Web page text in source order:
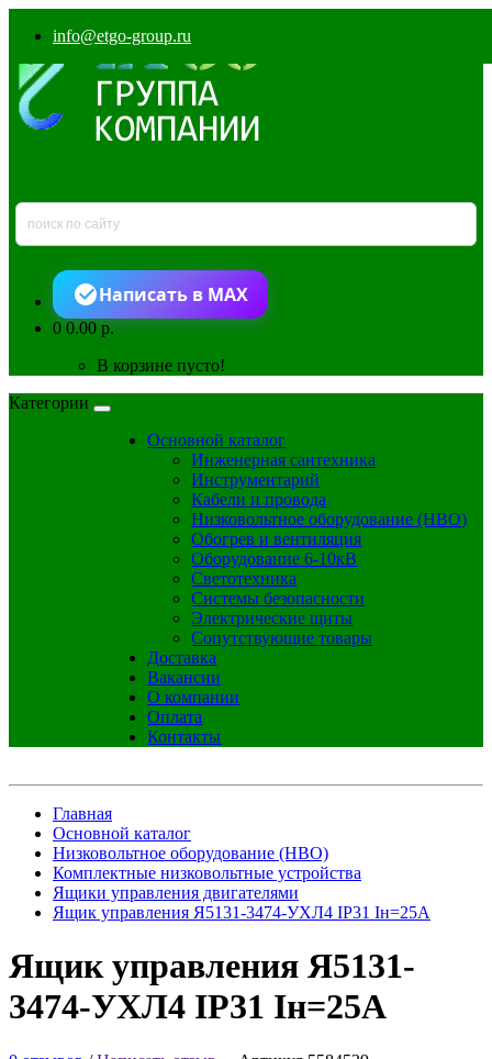
info@etgo-group.ru
Написать в MAX
00.00 р.
В корзине пусто!
Категории
Основной каталог
Инженерная сантехника
Инструментарий
Кабели и провода
Низковольтное оборудование (НВО)
Обогрев и вентиляция
Оборудование 6-10кВ
Светотехника
Системы безопасности
Электрические щиты
Сопутствующие товары
Доставка
Вакансии
О компании
Оплата
Контакты
Главная
Основной каталог
Низковольтное оборудование (НВО)
Комплектные низковольтные устройства
Ящики управления двигателями
Ящик управления Я5131-3474-УХЛ4 IP31 Iн=25А
Ящик управления Я5131-
3474-УХЛ4 IP31 Iн=25А